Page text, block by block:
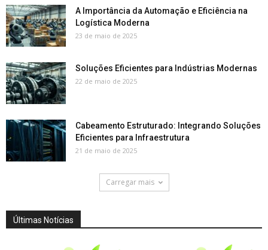
A Importância da Automação e Eficiência na
Logística Moderna
23 de maio de 2025
Soluções Eficientes para Indústrias Modernas
22 de maio de 2025
Cabeamento Estruturado: Integrando Soluções
Eficientes para Infraestrutura
21 de maio de 2025
Carregar mais
Últimas Notícias